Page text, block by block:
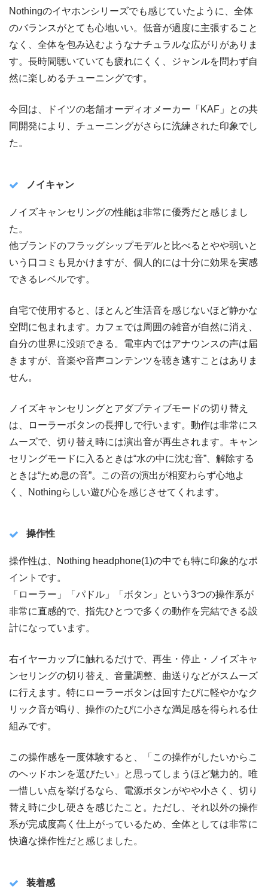
Nothingのイヤホンシリーズでも感じていたように、全体
のバランスがとても心地いい。低音が過度に主張すること
なく、全体を包み込むようなナチュラルな広がりがありま
す。長時間聴いていても疲れにくく、ジャンルを問わず自
然に楽しめるチューニングです。
今回は、ドイツの老舗オーディオメーカー「KAF」との共
同開発により、チューニングがさらに洗練された印象でし
た。
ノイキャン
ノイズキャンセリングの性能は非常に優秀だと感じまし
た。
他ブランドのフラッグシップモデルと比べるとやや弱いと
いう口コミも見かけますが、個人的には十分に効果を実感
できるレベルです。
自宅で使用すると、ほとんど生活音を感じないほど静かな
空間に包まれます。カフェでは周囲の雑音が自然に消え、
自分の世界に没頭できる。電車内ではアナウンスの声は届
きますが、音楽や音声コンテンツを聴き逃すことはありま
せん。
ノイズキャンセリングとアダプティブモードの切り替え
は、ローラーボタンの長押しで行います。動作は非常にス
ムーズで、切り替え時には演出音が再生されます。キャン
セリングモードに入るときは“水の中に沈む音”、解除する
ときは“ため息の音”。この音の演出が相変わらず心地よ
く、Nothingらしい遊び心を感じさせてくれます。
操作性
操作性は、Nothing headphone(1)の中でも特に印象的なポ
イントです。
「ローラー」「パドル」「ボタン」という3つの操作系が
非常に直感的で、指先ひとつで多くの動作を完結できる設
計になっています。
右イヤーカップに触れるだけで、再生・停止・ノイズキャ
ンセリングの切り替え、音量調整、曲送りなどがスムーズ
に行えます。特にローラーボタンは回すたびに軽やかなク
リック音が鳴り、操作のたびに小さな満足感を得られる仕
組みです。
この操作感を一度体験すると、「この操作がしたいからこ
のヘッドホンを選びたい」と思ってしまうほど魅力的。唯
一惜しい点を挙げるなら、電源ボタンがやや小さく、切り
替え時に少し硬さを感じたこと。ただし、それ以外の操作
系が完成度高く仕上がっているため、全体としては非常に
快適な操作性だと感じました。
装着感